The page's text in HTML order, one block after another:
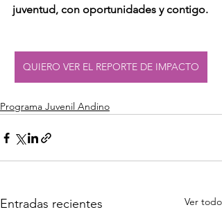
juventud, con oportunidades y contigo.
QUIERO VER EL REPORTE DE IMPACTO
Programa Juvenil Andino
Entradas recientes Ver todo